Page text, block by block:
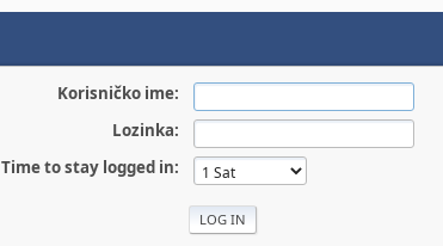
Korisničko ime:
Lozinka:
Time to stay logged in: